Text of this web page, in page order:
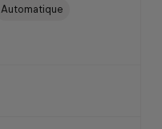
Automatique